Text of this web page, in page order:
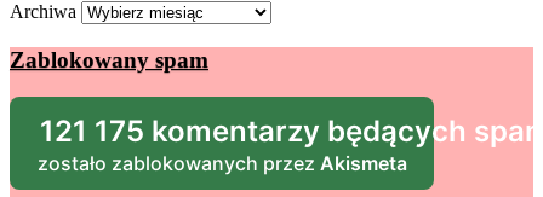
Archiwa
Zablokowany spam
121 175 komentarzy będących
zostało zablokowanych przez Akismeta